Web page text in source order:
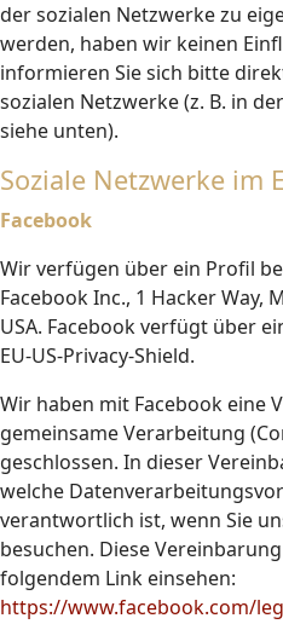
der sozialen Netzwerke zu
werden, haben wir keinen
informieren Sie sich bitte
sozialen Netzwerke (z. B. in
siehe unten).
Soziale Netzwerke im
Facebook
Wir verfügen über ein Profil
Facebook Inc., 1 Hacker Way,
USA. Facebook verfügt über
EU-US-Privacy-Shield.
Wir haben mit Facebook eine
gemeinsame Verarbeitung
geschlossen. In dieser
welche
verantwortlich ist, wenn Sie
besuchen. Diese
folgendem Link einsehen:
https://www.facebook.com/